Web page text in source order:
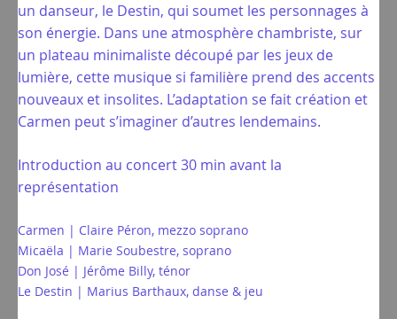
un danseur, le Destin, qui soumet les personnages à
son énergie. Dans une atmosphère chambriste, sur
un plateau minimaliste découpé par les jeux de
lumière, cette musique si familière prend des accents
nouveaux et insolites. L’adaptation se fait création et
Carmen peut s’imaginer d’autres lendemains.
Introduction au concert 30 min avant la
représentation
Carmen | Claire Péron, mezzo soprano
Micaëla | Marie Soubestre, soprano
Don José | Jérôme Billy, ténor
Le Destin | Marius Barthaux, danse & jeu